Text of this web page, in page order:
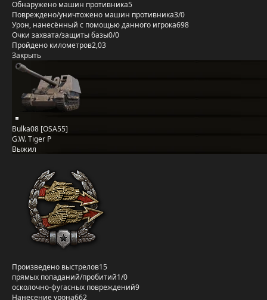
Обнаружено машин противника5
Повреждено/уничтожено машин противника3/0
Урон, нанесённый с помощью данного игрока698
Очки захвата/защиты базы0/0
Пройдено километров2,03
Закрыть
Bulka08 [OSA55]
G.W. Tiger P
Выжил
Произведено выстрелов15
прямых попаданий/пробитий1/0
осколочно-фугасных повреждений9
Нанесение урона662